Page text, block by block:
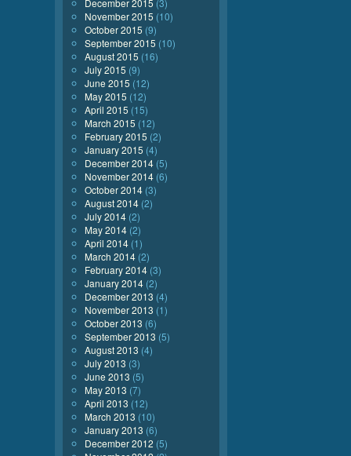
December 2015 (3)
November 2015 (10)
October 2015 (9)
September 2015 (10)
August 2015 (16)
July 2015 (9)
June 2015 (12)
May 2015 (12)
April 2015 (15)
March 2015 (12)
February 2015 (2)
January 2015 (4)
December 2014 (5)
November 2014 (6)
October 2014 (3)
August 2014 (2)
July 2014 (2)
May 2014 (2)
April 2014 (1)
March 2014 (2)
February 2014 (3)
January 2014 (2)
December 2013 (4)
November 2013 (1)
October 2013 (6)
September 2013 (5)
August 2013 (4)
July 2013 (3)
June 2013 (5)
May 2013 (7)
April 2013 (12)
March 2013 (10)
January 2013 (6)
December 2012 (5)